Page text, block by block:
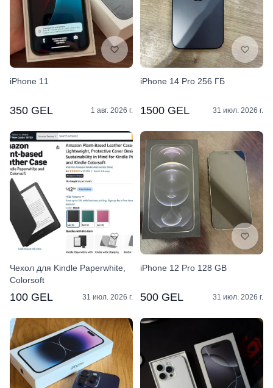
iPhone 11
350 GEL 1 авг. 2026 г.
iPhone 14 Pro 256 ГБ
1500 GEL 31 июл. 2026 г.
Чехол для Kindle Paperwhite,
Colorsoft
100 GEL 31 июл. 2026 г.
iPhone 12 Pro 128 GB
500 GEL 31 июл. 2026 г.